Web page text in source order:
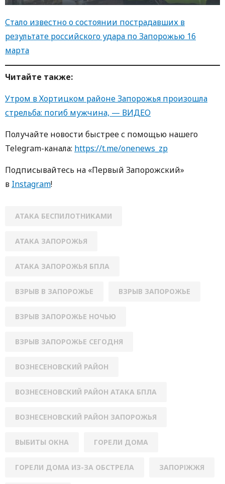
Стало известно о состоянии пострадавших в
результате российского удара по Запорожью 16
марта
Читайте также:
Утром в Хортицком районе Запорожья произошла
стрельба: погиб мужчина, — ВИДЕО
Получайте новости быстрее с помощью нашего
Telegram-канала: https://t.me/onenews_zp
Подписывайтесь на «Первый Запорожский»
в Instagram!
АТАКА БЕСПИЛОТНИКАМИ
АТАКА ЗАПОРОЖЬЯ
АТАКА ЗАПОРОЖЬЯ БПЛА
ВЗРЫВ В ЗАПОРОЖЬЕ ВЗРЫВ ЗАПОРОЖЬЕ
ВЗРЫВ ЗАПОРОЖЬЕ НОЧЬЮ
ВЗРЫВ ЗАПОРОЖЬЕ СЕГОДНЯ
ВОЗНЕСЕНОВСКИЙ РАЙОН
ВОЗНЕСЕНОВСКИЙ РАЙОН АТАКА БПЛА
ВОЗНЕСЕНОВСКИЙ РАЙОН ЗАПОРОЖЬЯ
ВЫБИТЫ ОКНА ГОРЕЛИ ДОМА
ГОРЕЛИ ДОМА ИЗ-ЗА ОБСТРЕЛА ЗАПОРІЖЖЯ